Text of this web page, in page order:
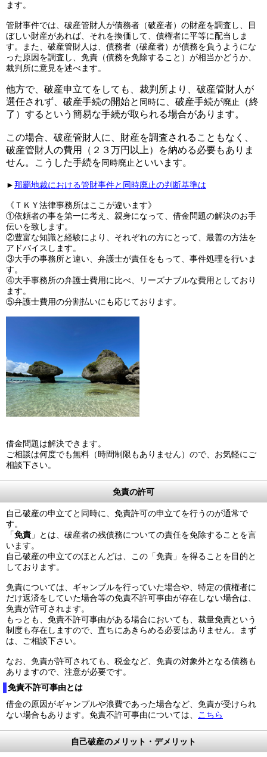
ます。
管財事件では、破産管財人が債務者（破産者）の財産を調査し、目
ぼしい財産があれば、それを換価して、債権者に平等に配当しま
す。また、破産管財人は、債務者（破産者）が債務を負うようにな
った原因を調査し、免責（債務を免除すること）が相当かどうか、
裁判所に意見を述べます。
他方で、破産申立てをしても、裁判所より、破産管財人が
選任されず、破産手続の開始と 同時に、破産手続が廃止
（終
了）するという簡易な手続が取られる場合があります。
この場合、破産管財人に、財産を調査されることもなく、
破産管財人の費用（２３万円以上）を納める必要もありま
せん。こうした手続を同時廃止 といいます。
►那覇地裁における管財事件と同時廃止の判断基準は
《ＴＫＹ法律事務所はここが違います》
①依頼者の事を第一に考え、親身になって、借金問題の解決のお手
伝いを致します。
②豊富な知識と経験により、それぞれの方にとって、最善の方法を
アドバイスします。
③大手の事務所と違い、弁護士が責任をもって、事件処理を行いま
す。
④大手事務所の弁護士費用に比べ、リーズナブルな費用としており
ます。
⑤弁護士費用の分割払いにも応じております。
借金問題は解決できます。
ご相談は何度でも無料（時間制限もありません）ので、お気軽にご
相談下さい。
免責の許可
自己破産の申立てと同時に、免責許可の申立てを行うのが通常で
す。
「免責 」とは、破産者の残債務についての責任を免除することを言
います。
自己破産の申立てのほとんどは、この「免責」を得ることを目的と
しております。
免責については、ギャンブルを行っていた場合や、特定の債権者に
だけ返済をしていた場合等の免責不許可事由が存在しない場合は、
免責が許可されます。
もっとも、免責不許可事由がある場合においても、裁量免責という
制度も存在しますので、直ちにあきらめる必要はありません。まず
は、ご相談下さい。
なお、免責が許可されても、税金など、免責の対象外となる債務も
ありますので、注意が必要です。
免責不許可事由とは
借金の原因がギャンプルや浪費であった場合など、免責が受けられ
ない場合もあります。免責不許可事由については、
こちら
自己破産のメリット・デメリット